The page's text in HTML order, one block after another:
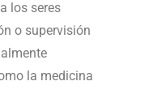
los seres
o supervisión
la medicina